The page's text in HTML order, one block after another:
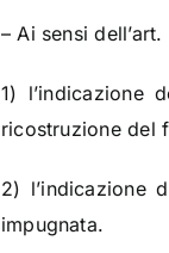
– Ai sensi
1) l’indicazione
ricostruzione del
2) l’indicazione
impugnata.